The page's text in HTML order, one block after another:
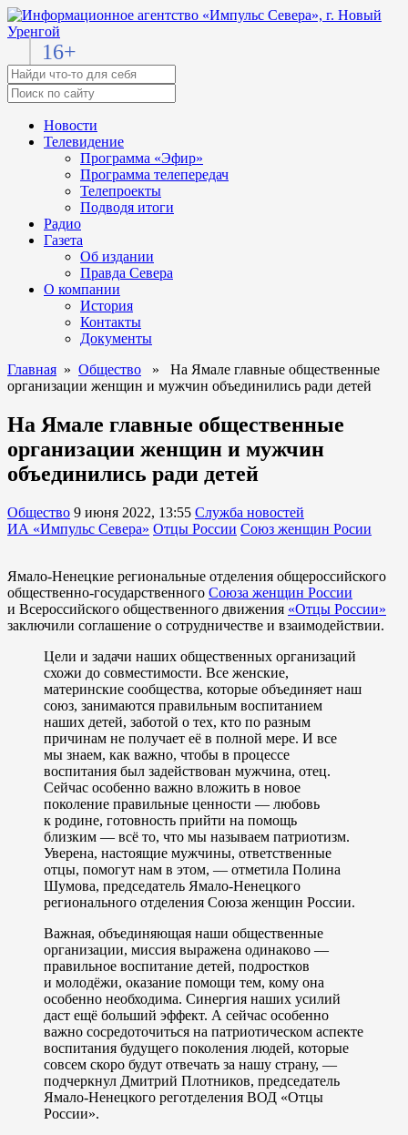
16+
Новости
Телевидение
Программа «Эфир»
Программа телепередач
Телепроекты
Подводя итоги
Радио
Газета
Об издании
Правда Севера
О компании
История
Контакты
Документы
Главная » Общество » На Ямале главные общественные
организации женщин и мужчин объединились ради детей
На Ямале главные общественные
организации женщин и мужчин
объединились ради детей
Общество 9 июня 2022, 13:55 Служба новостей
ИА «Импульс Севера» Отцы России Союз женщин Росии
Ямало-Ненецкие региональные отделения общероссийского
общественно-государственного Союза женщин России
и Всероссийского общественного движения «Отцы России»
заключили соглашение о сотрудничестве и взаимодействии.
Цели и задачи наших общественных организаций
схожи до совместимости. Все женские,
материнские сообщества, которые объединяет наш
союз, занимаются правильным воспитанием
наших детей, заботой о тех, кто по разным
причинам не получает её в полной мере. И все
мы знаем, как важно, чтобы в процессе
воспитания был задействован мужчина, отец.
Сейчас особенно важно вложить в новое
поколение правильные ценности — любовь
к родине, готовность прийти на помощь
близким — всё то, что мы называем патриотизм.
Уверена, настоящие мужчины, ответственные
отцы, помогут нам в этом, — отметила Полина
Шумова, председатель Ямало-Ненецкого
регионального отделения Союза женщин России.
Важная, объединяющая наши общественные
организации, миссия выражена одинаково —
правильное воспитание детей, подростков
и молодёжи, оказание помощи тем, кому она
особенно необходима. Синергия наших усилий
даст ещё больший эффект. А сейчас особенно
важно сосредоточиться на патриотическом аспекте
воспитания будущего поколения людей, которые
совсем скоро будут отвечать за нашу страну, —
подчеркнул Дмитрий Плотников, председатель
Ямало-Ненецкого реготделения ВОД «Отцы
России».